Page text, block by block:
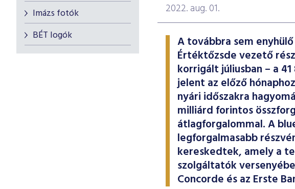
Imázs fotók
BÉT logók
2022. aug. 01.
A továbbra sem
Értéktőzsde vezető
korrigált júliusban – a
jelent az előző
nyári időszakra
milliárd forintos
átlagforgalommal. A
legforgalmasabb
kereskedtek, amely a
szolgáltatók
Concorde és az Erste